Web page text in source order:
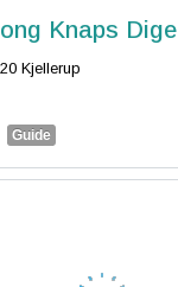
Knaps Dige
Kjellerup
Guide